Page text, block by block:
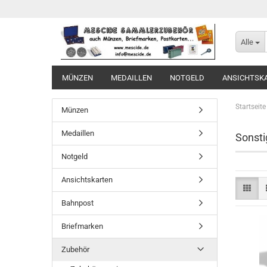
Alle
MÜNZEN MEDAILLEN NOTGELD
Startseite
Münzen
Medaillen
Notgeld
Ansichtskarten
Bahnpost
Briefmarken
Zubehör